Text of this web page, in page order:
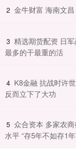
2 金牛财富 海南文
3 精选期货配资 日
最多的干最重的活
4 ​K8金融 抗战时许
反而立下了大功
5 众合资本 多家农
水平 “存5年不如存1